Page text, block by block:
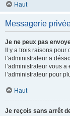
Haut
Messagerie
Je ne peux pas
Il y a trois raisons pour
l’administrateur a
l’administrateur vous a
l’administrateur pour
Haut
Je reçois sans arrêt